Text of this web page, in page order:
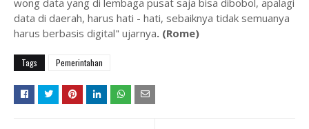
wong data yang di lembaga pusat saja bisa dibobol, apalagi
data di daerah, harus hati - hati, sebaiknya tidak semuanya
harus berbasis digital" ujarnya. (Rome)
Tags Pemerintahan